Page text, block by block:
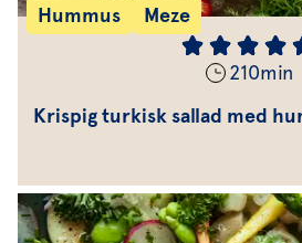
Hummus Meze
210min
Krispig turkisk sallad med